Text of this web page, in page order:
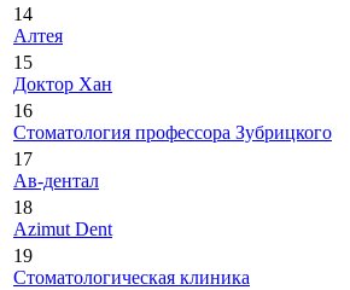
14
Алтея
15
Доктор Хан
16
Стоматология профессора Зубрицкого
17
Ав-дентал
18
Azimut Dent
19
Стоматологическая клиника